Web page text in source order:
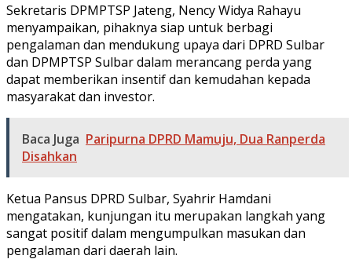
Sekretaris DPMPTSP Jateng, Nency Widya Rahayu
menyampaikan, pihaknya siap untuk berbagi
pengalaman dan mendukung upaya dari DPRD Sulbar
dan DPMPTSP Sulbar dalam merancang perda yang
dapat memberikan insentif dan kemudahan kepada
masyarakat dan investor.
Baca Juga Paripurna DPRD Mamuju, Dua Ranperda
Disahkan
Ketua Pansus DPRD Sulbar, Syahrir Hamdani
mengatakan, kunjungan itu merupakan langkah yang
sangat positif dalam mengumpulkan masukan dan
pengalaman dari daerah lain.